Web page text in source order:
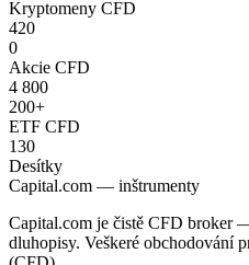
Kryptomeny CFD
420
0
Akcie CFD
4 800
200+
ETF CFD
130
Desítky
Capital.com — inštrumenty
Capital.com je čistě CFD broker
dluhopisy. Veškeré obchodování